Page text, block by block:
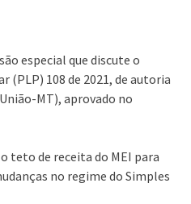
especial que discute o
(PLP) 108 de 2021, de autoria
MT), aprovado no
teto de receita do MEI para
no regime do Simples